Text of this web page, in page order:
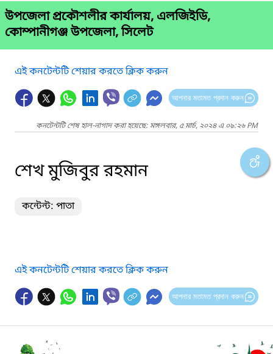
উপজেলা প্রকৌশলীর কার্যালয়, এলজিইডি,
কোম্পানীগঞ্জ উপজেলা, সিলেট
এই কনটেন্টটি শেয়ার করতে ক্লিক করুন
আপনার মতামত প্রদান করুন
কনটেন্টটি শেষ হাল-নাগাদ করা হয়েছে: মঙ্গলবার, ৫ মার্চ, ২০২৪ এ ০৯:২৬ PM
শেখ মুজিবুর রহমান
কন্টেন্ট: পাতা
এই কনটেন্টটি শেয়ার করতে ক্লিক করুন
আপনার মতামত প্রদান করুন